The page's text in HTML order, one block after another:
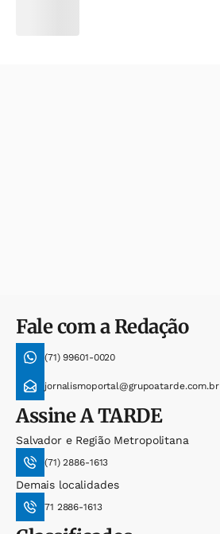
Fale com a Redação
(71) 99601-0020
jornalismoportal@grupoatarde.com.br
AssineA TARDE
Salvador e Região Metropolitana
(71) 2886-1613
Demais localidades
71 2886-1613